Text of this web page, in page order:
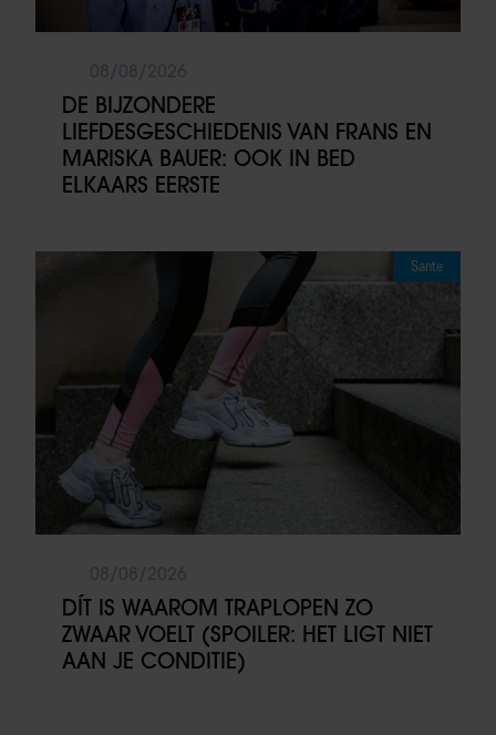
DE BIJZONDERE
LIEFDESGESCHIEDENIS VAN FRANS EN
MARISKA BAUER: OOK IN BED
ELKAARS EERSTE
Sante
DÍT IS WAAROM TRAPLOPEN ZO
ZWAAR VOELT (SPOILER: HET LIGT NIET
AAN JE CONDITIE)